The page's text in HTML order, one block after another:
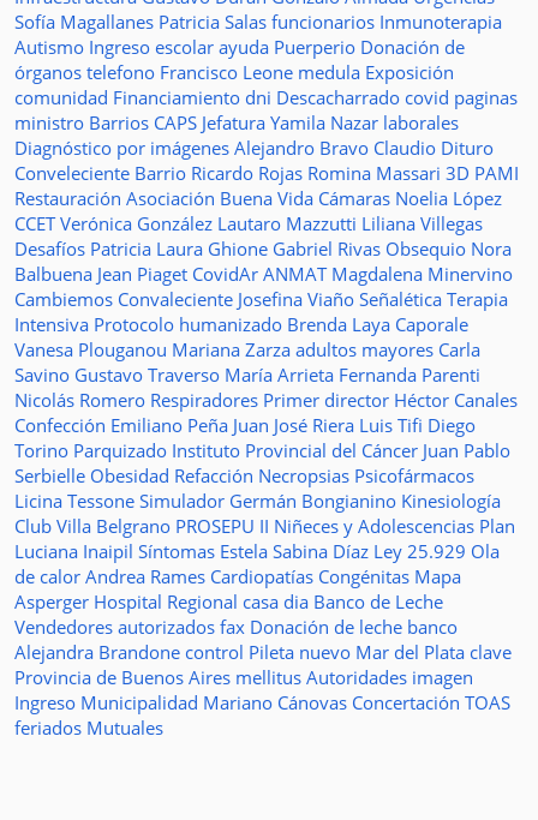
Sofía Magallanes Patricia Salas funcionarios Inmunoterapia
Autismo Ingreso escolar ayuda Puerperio Donación de
órganos telefono Francisco Leone medula Exposición
comunidad Financiamiento dni Descacharrado covid paginas
ministro Barrios CAPS Jefatura Yamila Nazar laborales
Diagnóstico por imágenes Alejandro Bravo Claudio Dituro
Conveleciente Barrio Ricardo Rojas Romina Massari 3D PAMI
Restauración Asociación Buena Vida Cámaras Noelia López
CCETVerónica González Lautaro Mazzutti Liliana Villegas
Desafíos Patricia Laura Ghione Gabriel Rivas Obsequio Nora
Balbuena Jean Piaget CovidAr ANMAT Magdalena Minervino
Cambiemos Convaleciente Josefina Viaño Señalética Terapia
Intensiva Protocolo humanizado Brenda Laya Caporale
Vanesa Plouganou Mariana Zarza adultos mayores Carla
Savino Gustavo Traverso María Arrieta Fernanda Parenti
Nicolás Romero Respiradores Primer director Héctor Canales
Confección Emiliano Peña Juan José Riera Luis Tifi Diego
Torino Parquizado Instituto Provincial del Cáncer Juan Pablo
Serbielle Obesidad Refacción Necropsias Psicofármacos
Licina Tessone Simulador Germán Bongianino Kinesiología
Club Villa Belgrano PROSEPU II Niñeces y Adolescencias Plan
Luciana Inaipil Síntomas Estela Sabina Díaz Ley 25.929 Ola
de calor Andrea Rames Cardiopatías Congénitas Mapa
Asperger Hospital Regional casa dia Banco de Leche
Vendedores autorizados fax Donación de leche banco
Alejandra Brandone control Pileta nuevo Mar del Plata clave
Provincia de Buenos Aires mellitus Autoridades imagen
Ingreso Municipalidad Mariano Cánovas Concertación TOAS
feriados Mutuales